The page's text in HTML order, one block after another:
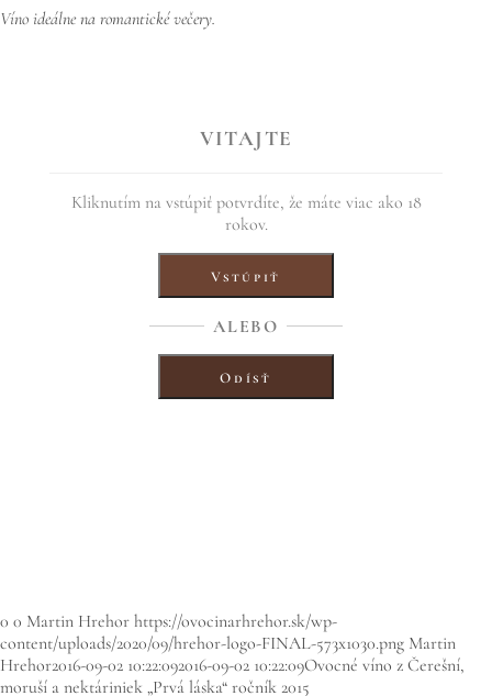
Víno ideálne na romantické večery.
aromatics sweet fruity after stone fruits and vineyard raspberry, in taste
morello liqueur cherry, completed with raspberry-blackberry ending.
– Wine ideal for romantic evenings.
0 0 Martin Hrehor https://ovocinarhrehor.sk/wp-
content/uploads/2020/09/hrehor-logo-FINAL-573x1030.png Martin
Hrehor2016-09-02 10:22:092016-09-02 10:22:09Ovocné víno z Čerešní,
moruší a nektáriniek „Prvá láska“ ročník 2015
VITAJTE
Kliknutím na vstúpiť potvrdíte, že máte viac ako 18
rokov.
Vstúpiť
ALEBO
Odísť